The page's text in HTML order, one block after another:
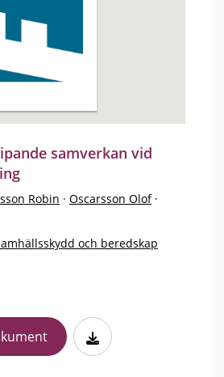
samverkan vid
Robin · Oscarsson Olof ·
och beredskap